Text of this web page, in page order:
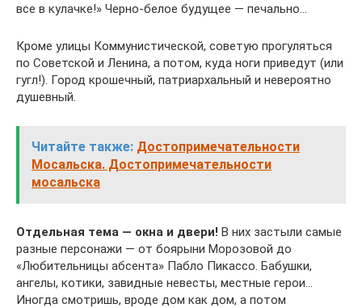
все в кулачке!» Черно-белое будущее — печально…
Кроме улицы Коммунистической, советую прогуляться
по Советской и Ленина, а потом, куда ноги приведут (или
гугл!). Город крошечный, патриархальный и невероятно
душевный.
Читайте также: Достопримечательности
Мосальска. Достопримечательности
мосальска
Отдельная тема — окна и двери! В них застыли самые
разные персонажи — от боярыни Морозовой до
«Любительницы абсента» Пабло Пикассо. Бабушки,
ангелы, котики, завидные невесты, местные герои…
Иногда смотришь, вроде дом как дом, а потом